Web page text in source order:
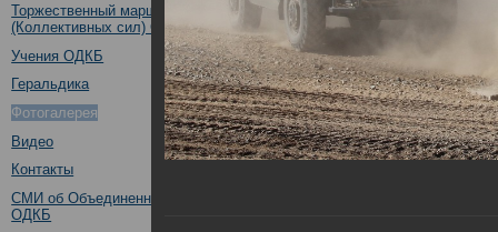
Торжественный марш Войск
(Коллективных сил) ОДКБ
Учения ОДКБ
Геральдика
Фотогалерея
Видео
Контакты
СМИ об Объединенном штабе
ОДКБ